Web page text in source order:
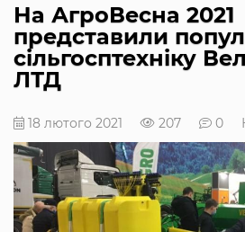
На АгроВесна 2021
представили
сільгосптехніку
ЛТД
18 лютого 2021 207 0